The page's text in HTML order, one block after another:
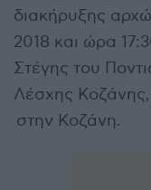
διακήρυξης
2018 και ώρα
Στέγης του
Λέσχης
στην Κοζάνη.